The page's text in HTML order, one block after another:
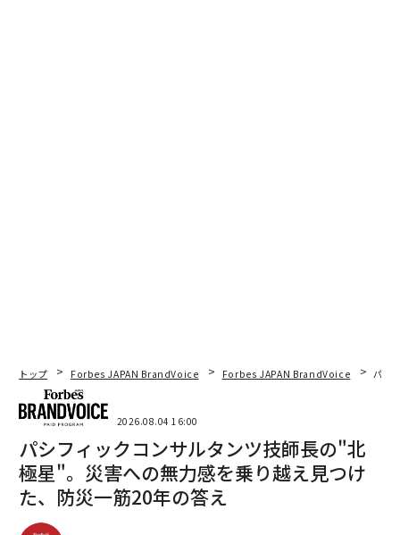
トップ Forbes JAPAN BrandVoice Forbes JAPAN BrandVoice パシ
2026.08.04 16:00
パシフィックコンサルタンツ技師長の"北
極星"。災害への無力感を乗り越え見つけ
た、防災一筋20年の答え